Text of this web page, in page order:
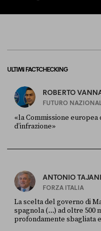
ULTIMI FACT-CHECKING
ROBERTO
FUTURO
«la Commissione
d’infrazione»
ANTONIO TAJANI
FORZA ITALIA
La scelta del governo di
spagnola (...) ad oltre 500
profondamente sbagliata